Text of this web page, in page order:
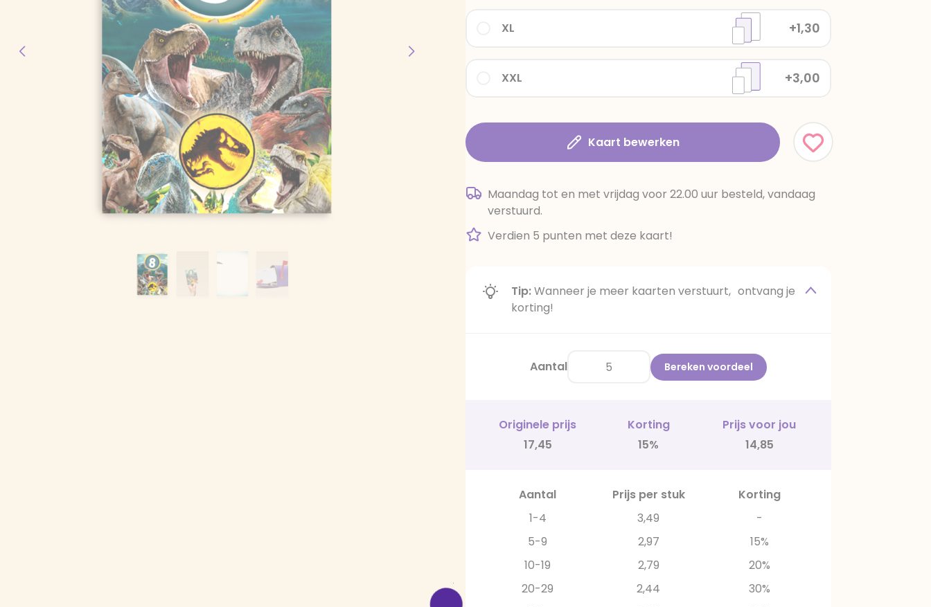
XXL +3,00
XL +1,30
Kaart bewerken
Maandag tot en met vrijdag voor 22.00 uur besteld, vandaag
verstuurd.
Verdien 5 punten met deze kaart!
Tip:Wanneer je meer kaarten verstuurt, ontvang je
korting!
Aantal Bereken voordeel
Originele prijs Korting
Prijs voor jou
17,45
15% 14,85
Aantal Prijs per stuk
Korting
1-4
3,49
-
5-9
2,97
15%
10-19
2,79
20%
20-29
2,44
30%